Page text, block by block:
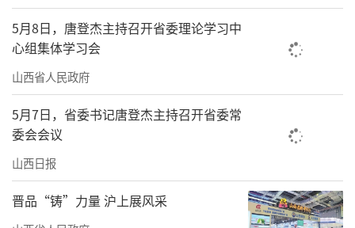
5月8日，唐登杰主持召开省委理论学习中
心组集体学习会
山西省人民政府
5月7日，省委书记唐登杰主持召开省委常
委会会议
山西日报
晋品“铸”力量 沪上展风采